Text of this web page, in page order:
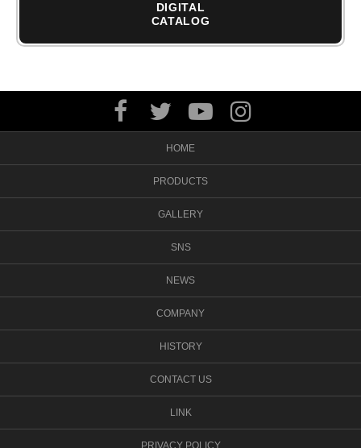
DIGITAL
CATALOG
HOME
PRODUCTS
GALLERY
SNS
NEWS
COMPANY
HISTORY
CONTACT US
LINK
PRIVACY POLICY